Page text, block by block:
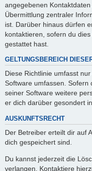
angegebenen
Übermittlung zentraler
ist. Darüber hinaus dürfen
kontaktieren, sofern du
gestattet hast.
GELTUNGSBEREICH
Diese Richtlinie umfasst
Software umfassen.
seiner Software weitere
er dich darüber gesondert
AUSKUNFTSRECHT
Der Betreiber erteilt dir auf
dich gespeichert sind.
Du kannst jederzeit die
verlangen. Kontaktiere